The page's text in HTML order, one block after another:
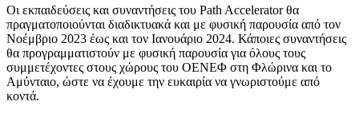
Οι εκπαιδεύσεις και συναντήσεις του Path Accelerator θα
πραγματοποιούνται διαδικτυακά και με φυσική παρουσία από τον
Νοέμβριο 2023 έως και τον Ιανουάριο 2024. Κάποιες συναντήσεις
θα προγραμματιστούν με φυσική παρουσία για όλους τους
συμμετέχοντες στους χώρους του ΟΕΝΕΦ στη Φλώρινα και το
Αμύνταιο, ώστε να έχουμε την ευκαιρία να γνωριστούμε από
κοντά.